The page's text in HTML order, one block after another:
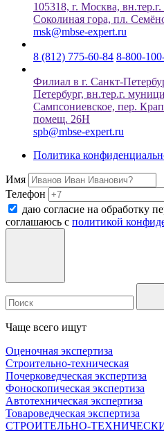
105318, г. Москва,
Соколиная гора, пл.
msk@mbse-expert.ru
8 (812) 775-60-84 8-800-
Филиал в г. Санкт-
Петербург, вн.тер.г.
Сампсониевское, пер.
помещ. 26Н
spb@mbse-expert.ru
Политика
Имя
Телефон
даю согласие на обработку
соглашаюсь c политикой
Чаще всего ищут
Оценочная экспертиза
Строительно-техническая
Почерковедческая экспертиза
Фоноскопическая экспертиза
Автотехническая экспертиза
Товароведческая экспертиза
СТРОИТЕЛЬНО-